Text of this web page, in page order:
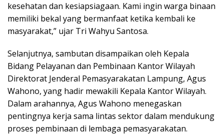
kesehatan dan kesiapsiagaan. Kami ingin warga binaan
memiliki bekal yang bermanfaat ketika kembali ke
masyarakat,” ujar Tri Wahyu Santosa.
Selanjutnya, sambutan disampaikan oleh Kepala
Bidang Pelayanan dan Pembinaan Kantor Wilayah
Direktorat Jenderal Pemasyarakatan Lampung, Agus
Wahono, yang hadir mewakili Kepala Kantor Wilayah.
Dalam arahannya, Agus Wahono menegaskan
pentingnya kerja sama lintas sektor dalam mendukung
proses pembinaan di lembaga pemasyarakatan.